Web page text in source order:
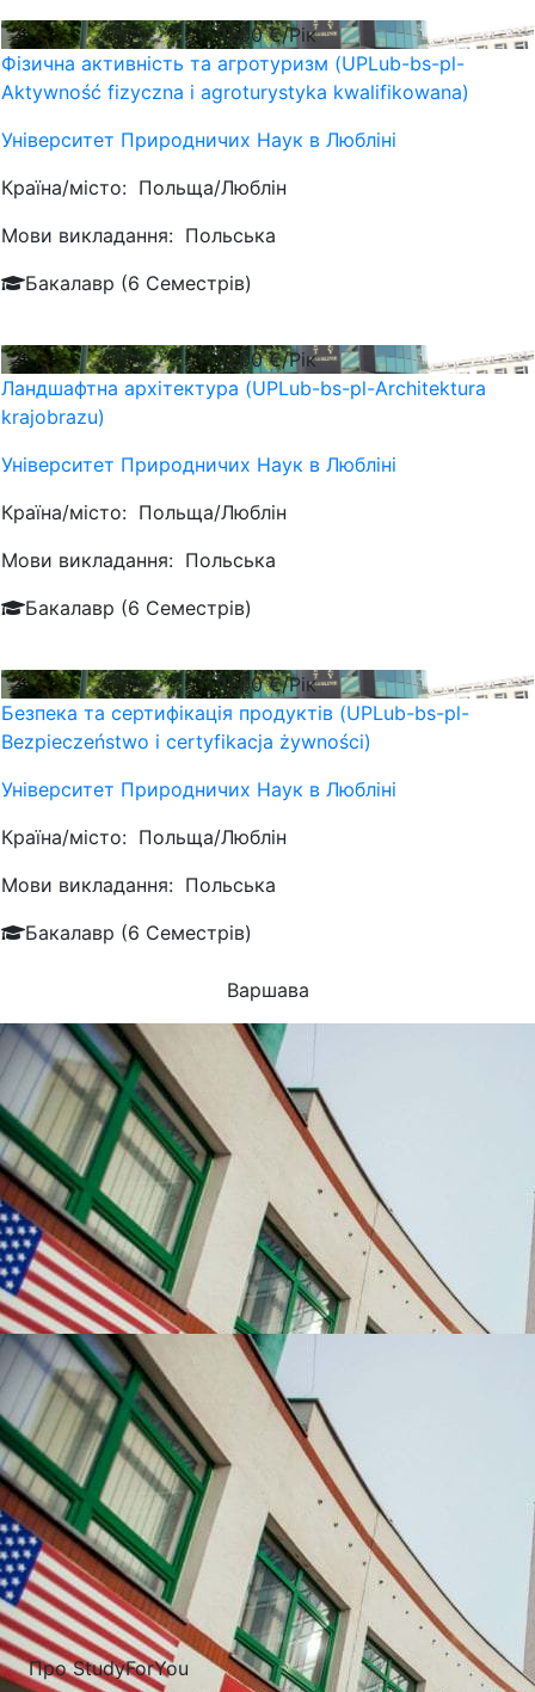
1200€/Рік
Фізична активність та агротуризм (UPLub-bs-pl-
Aktywność fizyczna i agroturystyka kwalifikowana)
Університет Природничих Наук в Любліні
Країна/місто: Польща/Люблін
Мови викладання: Польська
Бакалавр (6 Семестрів)
1200€/Рік
Ландшафтна архітектура (UPLub-bs-pl-Architektura
krajobrazu)
Університет Природничих Наук в Любліні
Країна/місто: Польща/Люблін
Мови викладання: Польська
Бакалавр (6 Семестрів)
1200€/Рік
Безпека та сертифікація продуктів (UPLub-bs-pl-
Bezpieczeństwo i certyfikacja żywności)
Університет Природничих Наук в Любліні
Країна/місто: Польща/Люблін
Мови викладання: Польська
Бакалавр (6 Семестрів)
Варшава
УНІВЕРСИТЕТИ, ЯКІ НАЙЧАСТІШЕ ВИБИРАЮТЬ
Про StudyForYou